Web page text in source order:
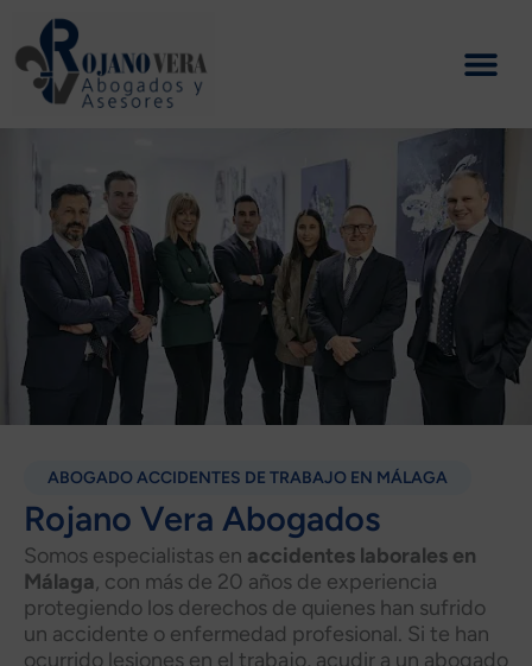
contenido
ABOGADO ACCIDENTES DE TRABAJO EN MÁLAGA
Rojano Vera Abogados
Somos especialistas en accidentes laborales en
Málaga, con más de 20 años de experiencia
protegiendo los derechos de quienes han sufrido
un accidente o enfermedad profesional. Si te han
ocurrido lesiones en el trabajo, acudir a un abogado